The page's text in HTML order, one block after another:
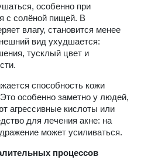
особенно при
с солёной пищей. В
влагу, становится менее
вид ухудшается:
тусклый цвет и
способность кожи
особенно заметно у людей,
агрессивные кислоты или
для лечения акне: на
может усиливаться.
процессов